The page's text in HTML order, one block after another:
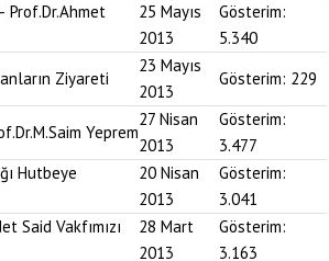
Prof.Dr.Ahmet
25 Mayıs
2013
Gösterim:
5.340
Ziyareti
23 Mayıs
2013
Gösterim: 229
Yeprem
27 Nisan
2013
Gösterim:
3.477
Hutbeye
20 Nisan
2013
Gösterim:
3.041
Said Vakfımızı
28 Mart
2013
Gösterim:
3.163